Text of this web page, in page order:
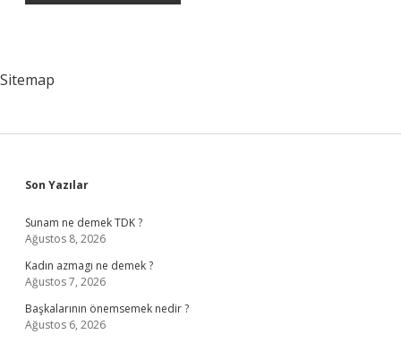
Sitemap
Sidebar
Son Yazılar
Sunam ne demek TDK ?
Ağustos 8, 2026
Kadın azmagı ne demek ?
Ağustos 7, 2026
Başkalarının önemsemek nedir ?
Ağustos 6, 2026